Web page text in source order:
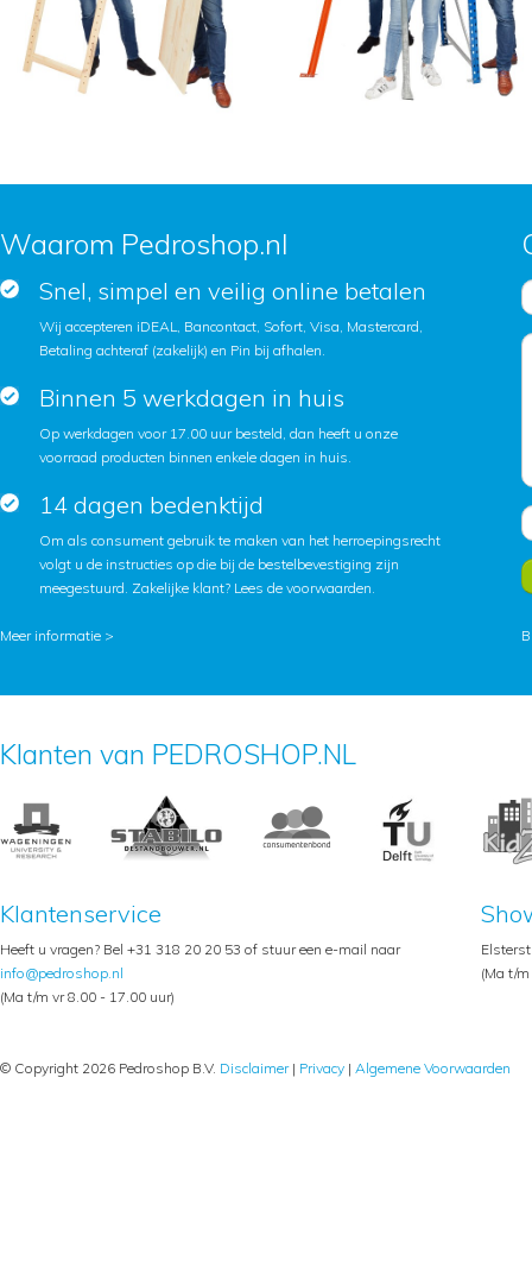
Waarom Pedroshop.nl
Snel, simpel en veilig online betalen
Wij accepteren iDEAL, Bancontact, Sofort, Visa, Mastercard,
Betaling achteraf (zakelijk) en Pin bij afhalen.
Binnen 5 werkdagen in huis
Op werkdagen voor 17.00 uur besteld, dan heeft u onze
voorraad producten binnen enkele dagen in huis.
14 dagen bedenktijd
Om als consument gebruik te maken van het herroepingsrecht
volgt u de instructies op die bij de bestelbevestiging zijn
meegestuurd. Zakelijke klant? Lees de voorwaarden.
Meer informatie >
Klanten van PEDROSHOP.NL
Klantenservice
Heeft u vragen? Bel +31 318 20 20 53 of stuur een e-mail naar
info@pedroshop.nl
(Ma t/m vr 8.00 - 17.00 uur)
(Ma t/
© Copyright 2026 Pedroshop B.V. Disclaimer| Privacy | Algemene Voorwaarden